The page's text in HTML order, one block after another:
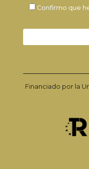
Confirmo que
Financiado por la